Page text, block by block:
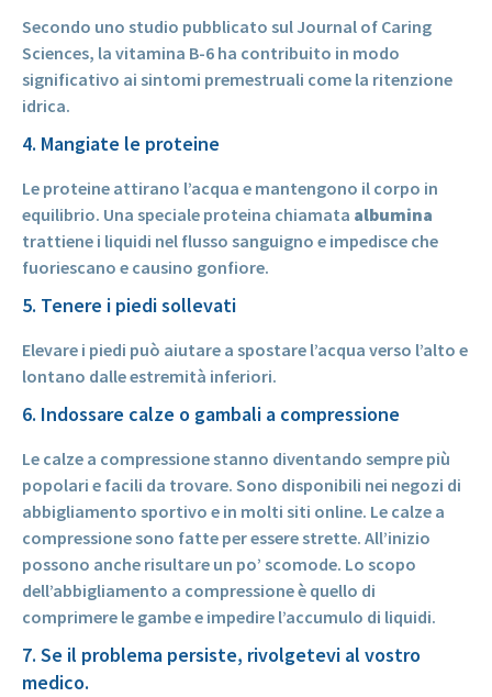
Secondo uno studio pubblicato sul Journal of Caring
Sciences, la vitamina B-6 ha contribuito in modo
significativo ai sintomi premestruali come la ritenzione
idrica.
4. Mangiate le proteine
Le proteine attirano l’acqua e mantengono il corpo in
equilibrio. Una speciale proteina chiamata albumina
trattiene i liquidi nel flusso sanguigno e impedisce che
fuoriescano e causino gonfiore.
5. Tenere i piedi sollevati
Elevare i piedi può aiutare a spostare l’acqua verso l’alto e
lontano dalle estremità inferiori.
6. Indossare calze o gambali a compressione
Le calze a compressione stanno diventando sempre più
popolari e facili da trovare. Sono disponibili nei negozi di
abbigliamento sportivo e in molti siti online. Le calze a
compressione sono fatte per essere strette. All’inizio
possono anche risultare un po’ scomode. Lo scopo
dell’abbigliamento a compressione è quello di
comprimere le gambe e impedire l’accumulo di liquidi.
7. Se il problema persiste, rivolgetevi al vostro
medico.